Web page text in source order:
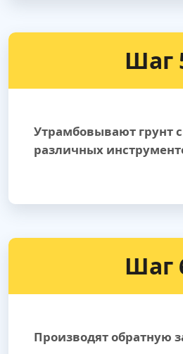
Шаг
Утрамбовывают грунт
различных
Шаг
Производят обратную